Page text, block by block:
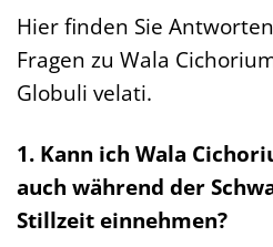
Hier finden Sie
Fragen zu Wala
Globuli velati.
1. Kann ich Wala
auch während der
Stillzeit einnehmen?